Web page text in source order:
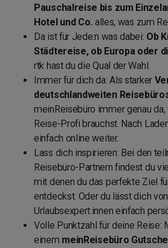
Pauschalreise bis zum
Hotel und Co. alles, was zum
Da ist für Jede:n was dabei: Ob
Städtereise, ob Europa oder
rtk hast du die Qual der Wahl.
Immer für dich da: Als starker
deutschlandweiten
meinReisebüro immer genau
Reise-Profi brauchst. Nach
einfach online weiter.
Lass dich inspirieren: Bei den
Reisebüro-Partnern findest du
mit denen du das perfekte Ziel
entdeckst. Oder du lässt dich
Urlaubsexpert:innen einfach
Volle Punktzahl für deine Reise:
einem meinReisebüro